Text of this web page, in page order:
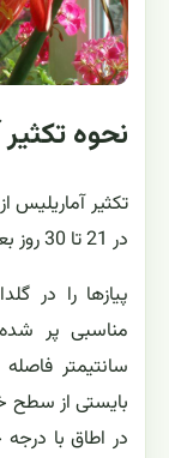
نحوه
تکثیر
در 21 تا 30 روز بعد از کاشت، رشد خواهد کرد.
سانتیمتر
بایستی از سطح